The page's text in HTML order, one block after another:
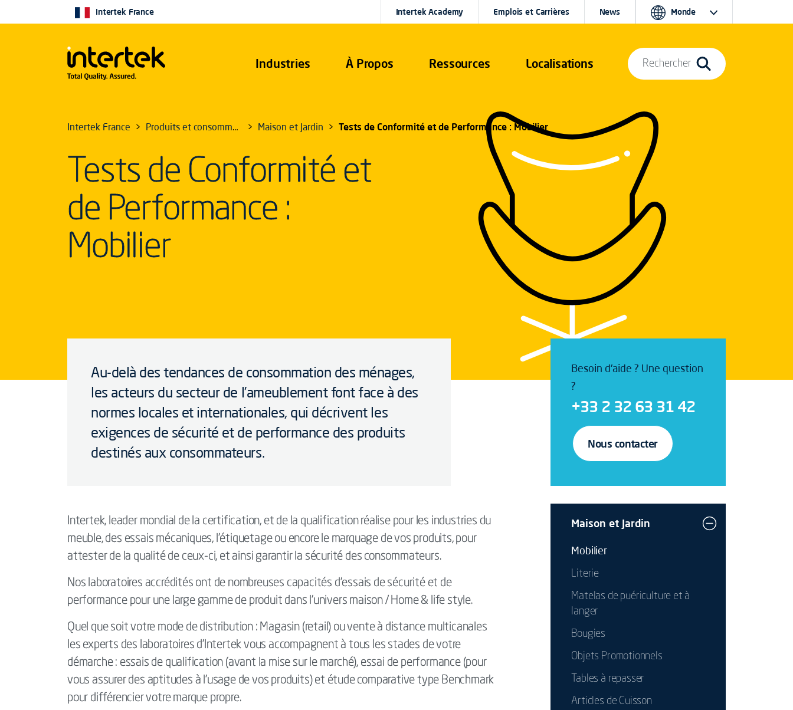
Industries À Propos Ressources Localisations
Intertek France Intertek Academy Emplois et Carrières News Monde
Rechercher
Intertek France Produits et consommation Maison et Jardin Tests de Conformité et de Performance : Mobilier
Tests de Conformité et
de Performance :
Mobilier
Au-delà des tendances de consommation des ménages,
les acteurs du secteur de l’ameublement font face à des
normes locales et internationales, qui décrivent les
exigences de sécurité et de performance des produits
destinés aux consommateurs.
Intertek, leader mondial de la certification, et de la qualification réalise pour les industries du
meuble, des essais mécaniques, l’étiquetage ou encore le marquage de vos produits, pour
attester de la qualité de ceux-ci, et ainsi garantir la sécurité des consommateurs.
Nos laboratoires accrédités ont de nombreuses capacités d’essais de sécurité et de
performance pour une large gamme de produit dans l’univers maison / Home & life style.
Quel que soit votre mode de distribution : Magasin (retail) ou vente à distance multicanales
les experts des laboratoires d’Intertek vous accompagnent à tous les stades de votre
démarche : essais de qualification (avant la mise sur le marché), essai de performance (pour
vous assurer des aptitudes à l’usage de vos produits) et étude comparative type Benchmark
pour différencier votre marque propre.
Besoin d'aide ? Une question
?
+33 2 32 63 31 42
Nous contacter
Maison et Jardin
Mobilier
Literie
Matelas de puériculture et à
langer
Bougies
Objets Promotionnels
Tables à repasser
Articles de Cuisson